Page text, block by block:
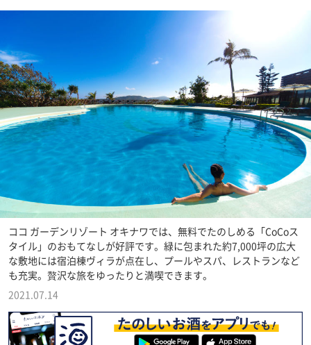
ココ ガーデンリゾート オキナワでは、無料でたのしめる「CoCoス
タイル」のおもてなしが好評です。緑に包まれた約7,000坪の広大
な敷地には宿泊棟ヴィラが点在し、プールやスパ、レストランなど
も充実。贅沢な旅をゆったりと満喫できます。
2021.07.14